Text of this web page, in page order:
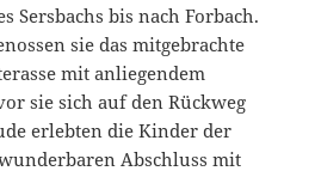
Sersbachs bis nach Forbach.
sie das mitgebrachte
mit anliegendem
sie sich auf den Rückweg
erlebten die Kinder der
Abschluss mit